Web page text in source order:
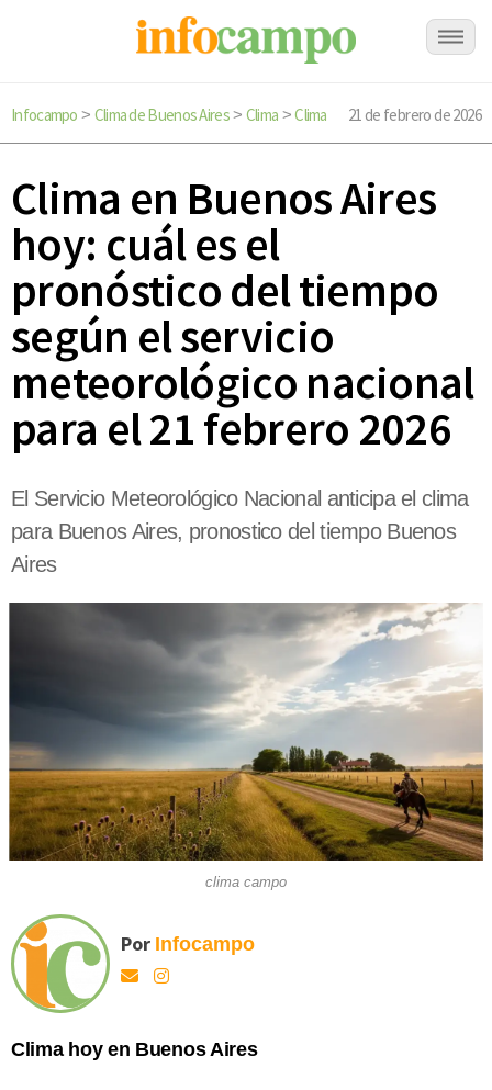
Infocampo > Clima de Buenos Aires> Clima >Clima 21 de febrero de 2026
Clima en Buenos Aires
hoy: cuál es el
pronóstico del tiempo
según el servicio
meteorológico nacional
para el 21 febrero 2026
El Servicio Meteorológico Nacional anticipa el clima
para Buenos Aires, pronostico del tiempo Buenos
Aires
clima campo
Por Infocampo
Clima hoy en Buenos Aires